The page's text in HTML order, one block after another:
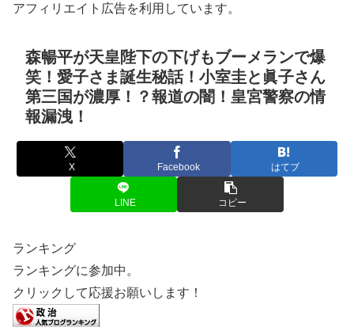
アフィリエイト広告を利用しています。
森暢平が天皇陛下の下げもブーメランで爆
笑！愛子さま誕生秘話！小室圭と眞子さん
第三国が濃厚！？報道の闇！皇宮警察の情
報漏洩！
X Facebook はてブ
LINE コピー
ランキング
ランキングに参加中。
クリックして応援お願いします！